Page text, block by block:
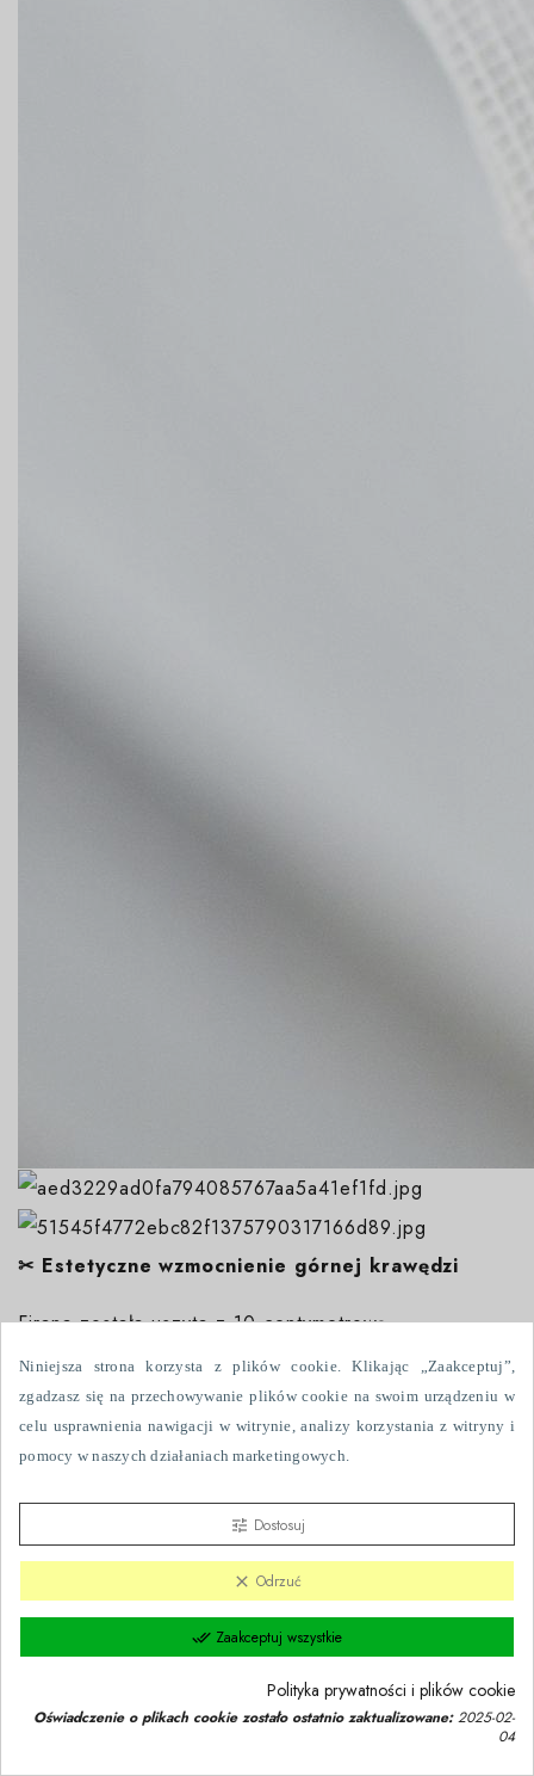
✂ Estetyczne wzmocnienie górnej krawędzi
Firana została uszyta z 10-centymetrową
transparentną taśmą usztywniającą pod przelotkami.
Transparentna taśma:
pozostaje dyskretnie niewidoczna po zawieszeniu.
Dzięki temu firana zachowuje lekkość tkaniny, a
jednocześnie prezentuje się schludnie i
proporcjonalnie na karniszu.
Niniejsza strona korzysta z plików cookie. Klikając „Zaakceptuj”,
zgadzasz się na przechowywanie plików cookie na swoim urządzeniu w
celu usprawnienia nawigacji w witrynie, analizy korzystania z witryny i
pomocy w naszych działaniach marketingowych.
tune Dostosuj
clear Odrzuć
done_all Zaakceptuj wszystkie
Polityka prywatności i plików cookie
Oświadczenie o plikach cookie zostało ostatnio zaktualizowane:2025-02-
04